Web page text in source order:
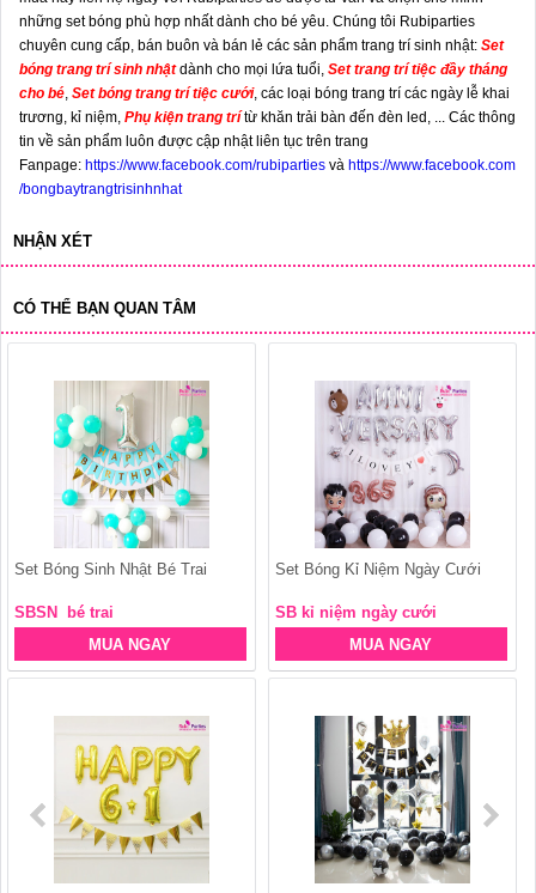
những set bóng phù hợp nhất dành cho bé yêu. Chúng tôi Rubiparties
chuyên cung cấp, bán buôn và bán lẻ các sản phẩm trang trí sinh nhật: Set
bóng trang trí sinh nhậtdành cho mọi lứa tuổi, Set trang trí tiệc đầy tháng
cho bé, Set bóng trang trí tiệc cưới, các loại bóng trang trí các ngày lễ khai
trương, kỉ niệm, Phụ kiện trang trítừ khăn trải bàn đến đèn led, ... Các thông
tin về sản phẩm luôn được cập nhật liên tục trên trang
Fanpage: https://www.facebook.com/rubiparties và https://www.facebook.com
/bongbaytrangtrisinhnhat
NHẬN XÉT
CÓ THỂ BẠN QUAN TÂM
Set Bóng Sinh Nhật Bé Trai
SBSN bé trai
MUA NGAY
Set Bóng Kỉ Niệm Ngày Cưới
SB kỉ niệm ngày cưới
MUA NGAY